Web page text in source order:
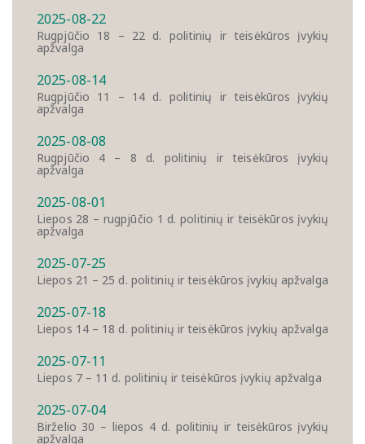
2025-08-22
Rugpjūčio 18 – 22 d. politinių ir teisėkūros įvykių
apžvalga
2025-08-14
Rugpjūčio 11 – 14 d. politinių ir teisėkūros įvykių
apžvalga
2025-08-08
Rugpjūčio 4 – 8 d. politinių ir teisėkūros įvykių
apžvalga
2025-08-01
Liepos 28 – rugpjūčio 1 d. politinių ir teisėkūros įvykių
apžvalga
2025-07-25
Liepos 21 – 25 d. politinių ir teisėkūros įvykių apžvalga
2025-07-18
Liepos 14 – 18 d. politinių ir teisėkūros įvykių apžvalga
2025-07-11
Liepos 7 – 11 d. politinių ir teisėkūros įvykių apžvalga
2025-07-04
Birželio 30 – liepos 4 d. politinių ir teisėkūros įvykių
apžvalga